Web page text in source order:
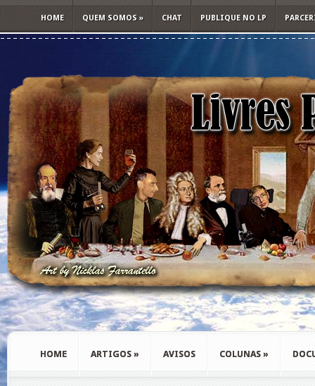
HOME QUEM SOMOS » CHAT PUBLIQUE NO LP
HOME ARTIGOS » AVISOS COLUNAS »